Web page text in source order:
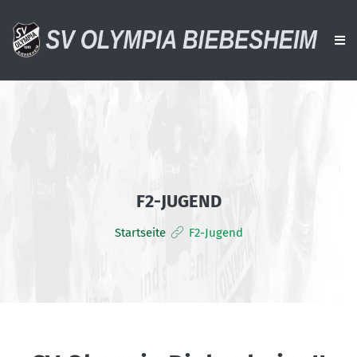
VERANSTALTUNGEN
F2-JUGEND
Startseite F2-Jugend